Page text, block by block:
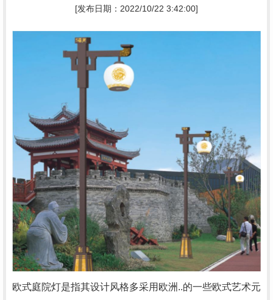
[发布日期：2022/10/22 3:42:00]
欧式庭院灯是指其设计风格多采用欧洲..的一些欧式艺术元